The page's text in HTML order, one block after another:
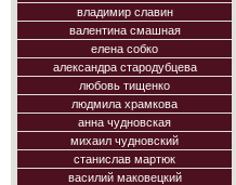
владимир славин
валентина смашная
елена собко
александра стародубцева
любовь тищенко
людмила храмкова
анна чудновская
михаил чудновский
станислав мартюк
василий маковецкий